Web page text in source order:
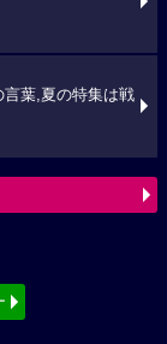
言葉,夏の特集は戦